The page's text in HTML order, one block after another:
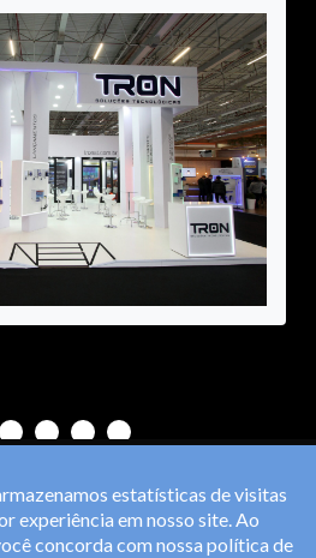
estatísticas de visitas
experiência em nosso site. Ao
concorda com nossa política de